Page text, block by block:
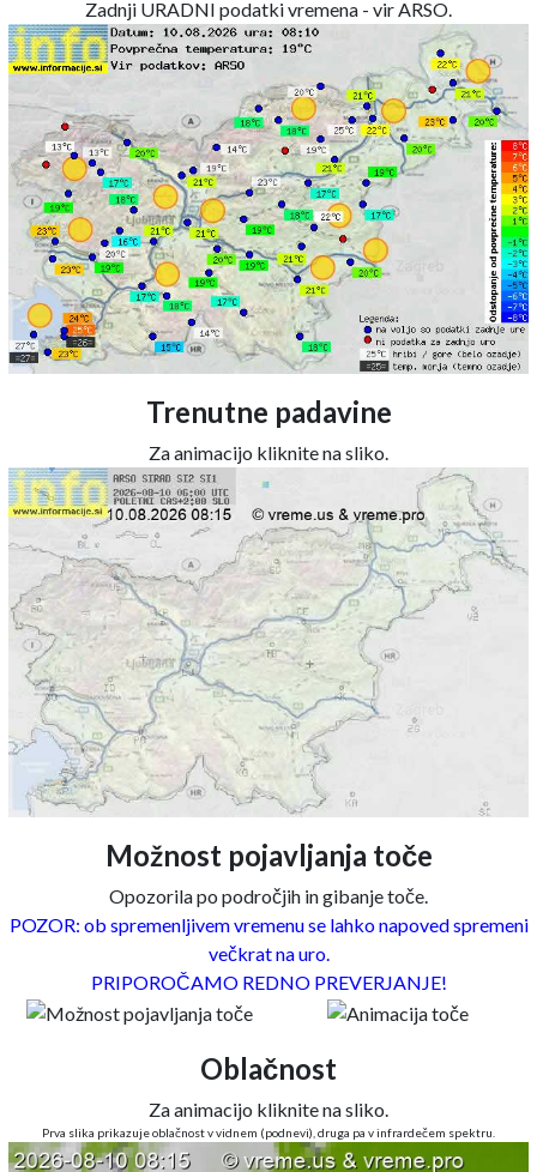
Zadnji URADNI podatki vremena - vir ARSO.
Trenutne padavine
Za animacijo kliknite na sliko.
Možnost pojavljanja toče
Opozorila po področjih in gibanje toče.
POZOR: ob spremenljivem vremenu se lahko napoved spremeni
večkrat na uro.
PRIPOROČAMO REDNO PREVERJANJE!
Oblačnost
Za animacijo kliknite na sliko.
Prva slika prikazuje oblačnost v vidnem (podnevi), druga pa v infrardečem spektru.